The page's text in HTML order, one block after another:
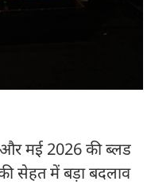
मई 2026 की ब्लड
सेहत में बड़ा बदलाव